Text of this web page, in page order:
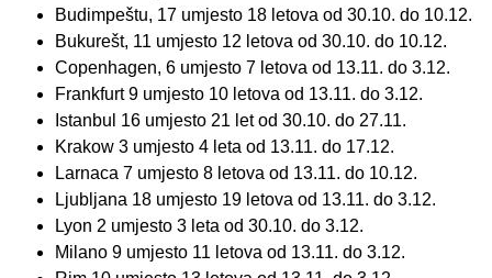
Budimpeštu, 17 umjesto 18 letova od 30.10. do 10.12.
Bukurešt, 11 umjesto 12 letova od 30.10. do 10.12.
Copenhagen, 6 umjesto 7 letova od 13.11. do 3.12.
Frankfurt 9 umjesto 10 letova od 13.11. do 3.12.
Istanbul 16 umjesto 21 let od 30.10. do 27.11.
Krakow 3 umjesto 4 leta od 13.11. do 17.12.
Larnaca 7 umjesto 8 letova od 13.11. do 10.12.
Ljubljana 18 umjesto 19 letova od 13.11. do 3.12.
Lyon 2 umjesto 3 leta od 30.10. do 3.12.
Milano 9 umjesto 11 letova od 13.11. do 3.12.